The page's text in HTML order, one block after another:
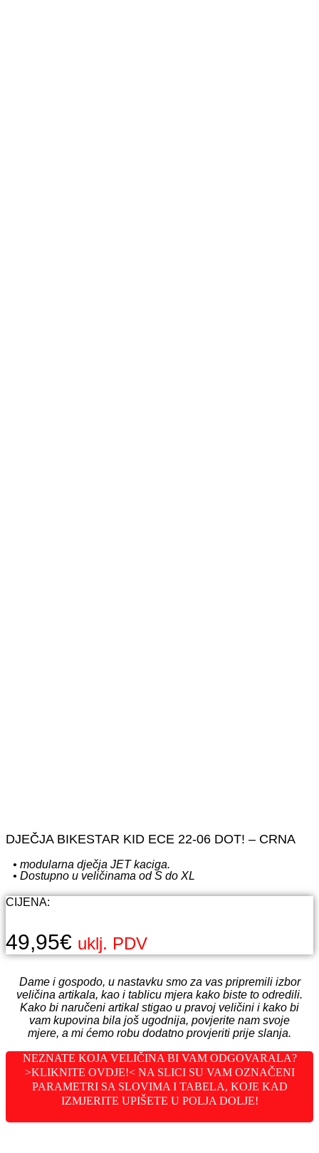
DJEČJA BIKESTAR KID ECE 22-06 DOT! – CRNA
• modularna dječja JET kaciga.
• Dostupno u veličinama od S do XL
CIJENA:
49,95€ uklj. PDV
Dame i gospodo, u nastavku smo za vas pripremili izbor
veličina artikala, kao i tablicu mjera kako biste to odredili.
Kako bi naručeni artikal stigao u pravoj veličini i kako bi
vam kupovina bila još ugodnija, povjerite nam svoje
mjere, a mi ćemo robu dodatno provjeriti prije slanja.
NEZNATE KOJA VELIČINA BI VAM ODGOVARALA?
>KLIKNITE OVDJE!< NA SLICI SU VAM OZNAČENI
PARAMETRI SA SLOVIMA I TABELA, KOJE KAD
IZMJERITE UPIŠETE U POLJA DOLJE!